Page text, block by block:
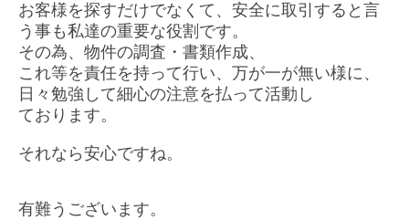
お客様を探すだけでなくて、安全に取引すると言
う事も私達の重要な役割です。
その為、物件の調査・書類作成、
これ等を責任を持って行い、万が一が無い様に、
日々勉強して細心の注意を払って活動し
ております。
それなら安心ですね。
有難うございます。